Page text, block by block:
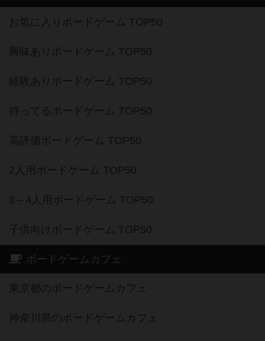
お気に入りボードゲーム TOP50
興味ありボードゲーム TOP50
経験ありボードゲーム TOP50
持ってるボードゲーム TOP50
高評価ボードゲーム TOP50
2人用ボードゲーム TOP50
3～4人用ボードゲーム TOP50
子供向けボードゲーム TOP50
ボードゲームカフェ
東京都のボードゲームカフェ
神奈川県のボードゲームカフェ